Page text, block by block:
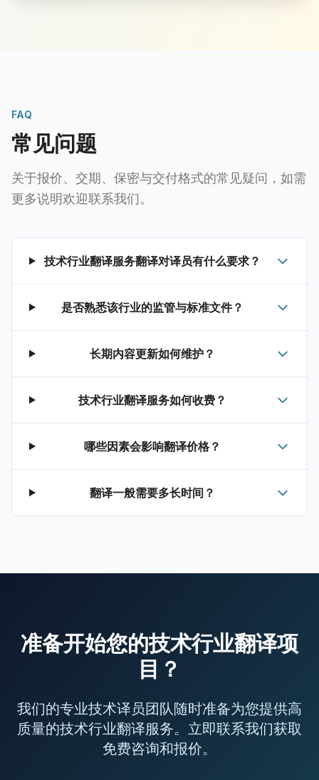
FAQ
常见问题
关于报价、交期、保密与交付格式的常见疑问，如需
更多说明欢迎联系我们。
技术行业翻译服务翻译对译员有什么要求？
是否熟悉该行业的监管与标准文件？
长期内容更新如何维护？
技术行业翻译服务如何收费？
哪些因素会影响翻译价格？
翻译一般需要多长时间？
准备开始您的技术行业翻译项
目？
我们的专业技术译员团队随时准备为您提供高
质量的技术行业翻译服务。立即联系我们获取
免费咨询和报价。